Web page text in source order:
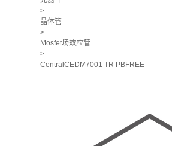
>
晶体管
>
Mosfet场效应管
>
CentralCEDM7001 TR PBFREE